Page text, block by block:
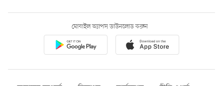
মোবাইল অ্যাপস ডাউনলোড করুন